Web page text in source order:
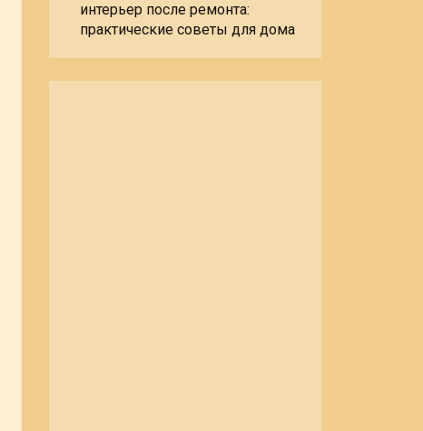
интерьер после ремонта:
практические советы для дома